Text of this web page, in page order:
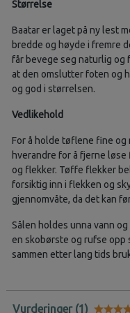
Størrelse
Baatar er laget på ny lest
bredde og høyde i fremre
får bevege seg naturlig og
at den omslutter foten og
og god i størrelsen.
Vedlikehold
For å holde tøflene fine
hverandre for å fjerne
og flekker. Tøffe flekker
forsiktig inn i flekken og
gjennomvåte, da det kan
Sålen holdes unna vann
en skobørste og rufse opp
sammen etter lang tids
Vurderinger